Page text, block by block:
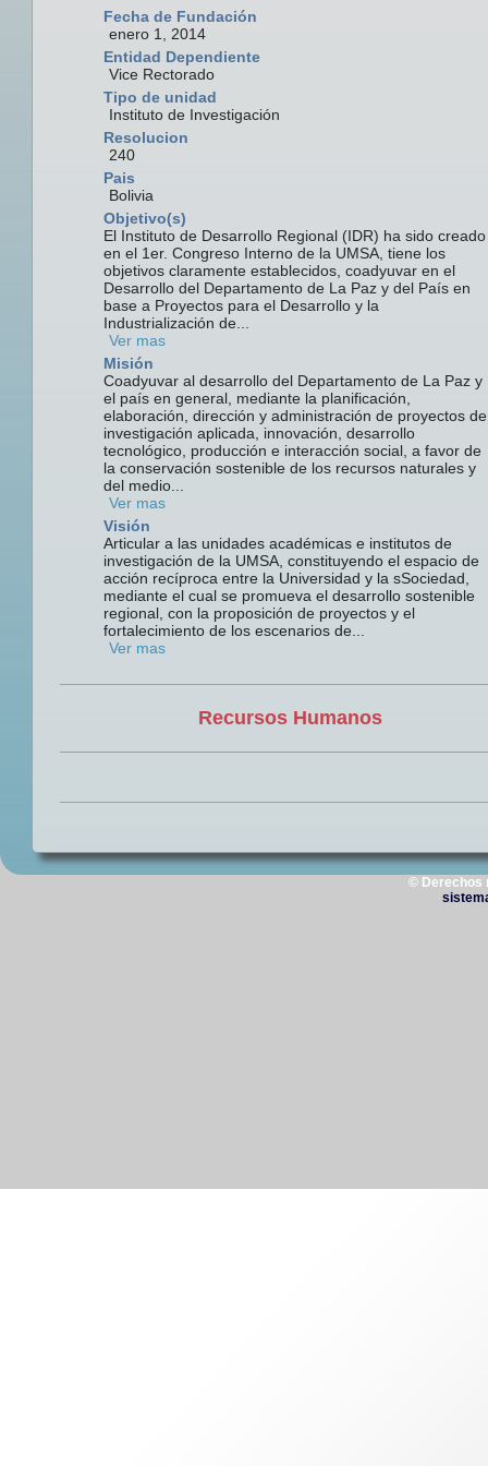
Fecha de Fundación
enero 1, 2014
Entidad Dependiente
Vice Rectorado
Tipo de unidad
Instituto de Investigación
Resolucion
240
Pais
Bolivia
Objetivo(s)
El Instituto de Desarrollo Regional (IDR) ha sido creado
en el 1er. Congreso Interno de la UMSA, tiene los
objetivos claramente establecidos, coadyuvar en el
Desarrollo del Departamento de La Paz y del País en
base a Proyectos para el Desarrollo y la
Industrialización de...
Ver mas
Misión
Coadyuvar al desarrollo del Departamento de La Paz y
el país en general, mediante la planificación,
elaboración, dirección y administración de proyectos de
investigación aplicada, innovación, desarrollo
tecnológico, producción e interacción social, a favor de
la conservación sostenible de los recursos naturales y
del medio...
Ver mas
Visión
Articular a las unidades académicas e institutos de
investigación de la UMSA, constituyendo el espacio de
acción recíproca entre la Universidad y la sSociedad,
mediante el cual se promueva el desarrollo sostenible
regional, con la proposición de proyectos y el
fortalecimiento de los escenarios de...
Ver mas
Recursos Humanos
© Derechos